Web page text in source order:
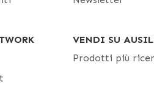
VENDI SU
Prodotti più